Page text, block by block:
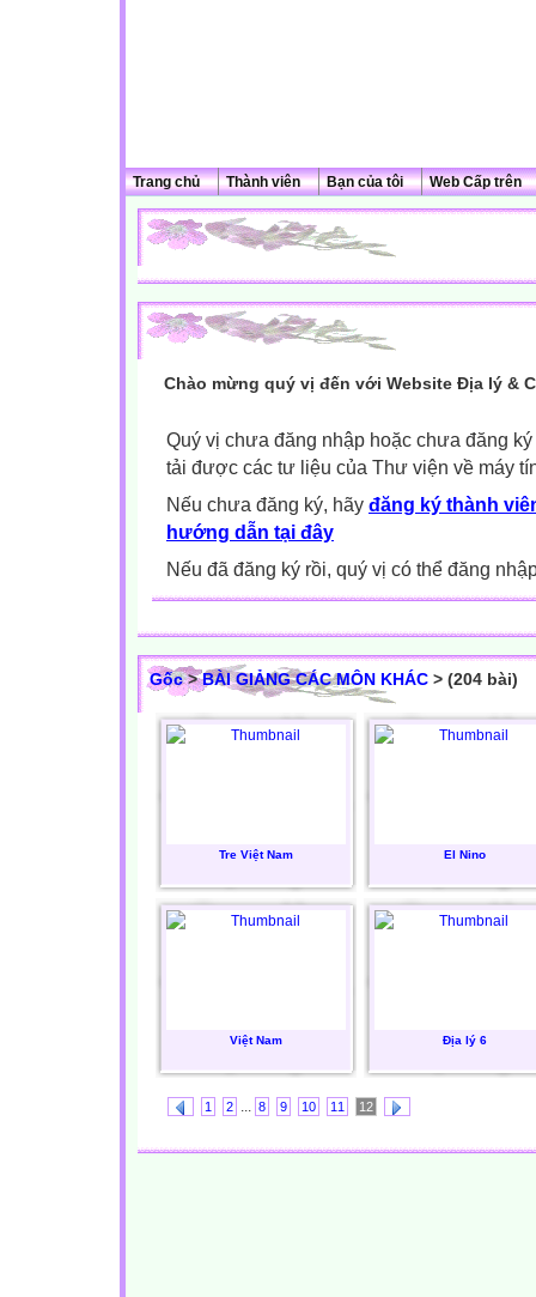
Trang chủ Thành viên Bạn của tôi Web Cấp trên
Chào mừng quý vị đến với Website Địa lý &
Quý vị chưa đăng nhập hoặc chưa đăng
tải được các tư liệu của Thư viện về máy
Nếu chưa đăng ký, hãy đăng ký thành
hướng dẫn tại đây
Nếu đã đăng ký rồi, quý vị có thể đăng
Gốc>BÀI GIẢNG CÁC MÔN KHÁC > (204 bài)
Tre Việt Nam El Nino
Việt Nam Địa lý 6
1 2 ... 8 9 10 11 12